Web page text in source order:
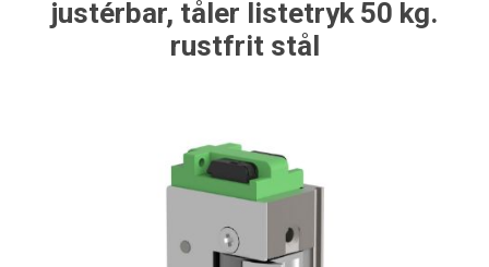
justérbar, tåler listetryk 50 kg.
rustfrit stål